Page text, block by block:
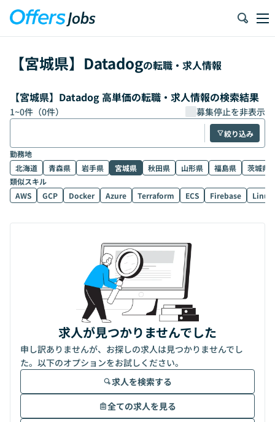
【宮城県】 Datadogの転職・求人情報
【宮城県】Datadog 高単価の転職・求人情報の検索結果
1~0件（0件） 募集停止を非表示
絞り込み
勤務地
北海道
青森県 岩手県 宮城県 秋田県 山形県 福島県
茨城県
類似スキル
AWS
GCP Docker Azure Terraform ECS Firebase Linux
求人が見つかりませんでした
申し訳ありませんが、お探しの求人は見つかりませんでし
た。以下のオプションをお試しください。
求人を検索する
全ての求人を見る